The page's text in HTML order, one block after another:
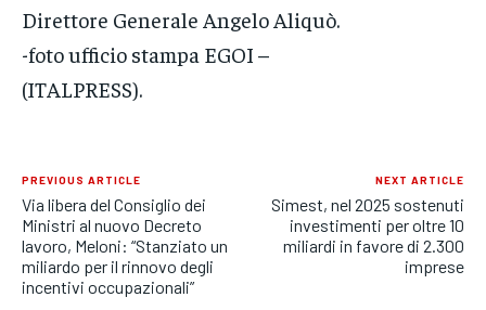
Direttore Generale Angelo Aliquò.
-foto ufficio stampa EGOI –
(ITALPRESS).
PREVIOUS ARTICLE
Via libera del Consiglio dei
Ministri al nuovo Decreto
lavoro, Meloni: “Stanziato un
miliardo per il rinnovo degli
incentivi occupazionali”
NEXT ARTICLE
Simest, nel 2025 sostenuti
investimenti per oltre 10
miliardi in favore di 2.300
imprese